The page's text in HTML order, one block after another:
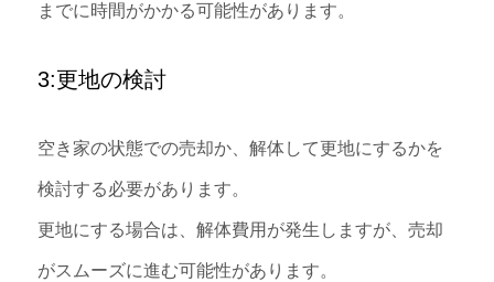
までに時間がかかる可能性があります。
3:更地の検討
空き家の状態での売却か、解体して更地にするかを
検討する必要があります。
更地にする場合は、解体費用が発生しますが、売却
がスムーズに進む可能性があります。